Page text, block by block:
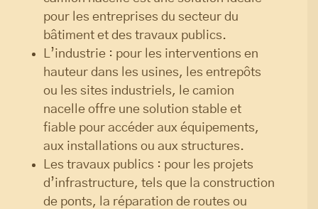
pour les entreprises du secteur du
bâtiment et des travaux publics.
L’industrie : pour les interventions en
hauteur dans les usines, les entrepôts
ou les sites industriels, le camion
nacelle offre une solution stable et
fiable pour accéder aux équipements,
aux installations ou aux structures.
Les travaux publics : pour les projets
d’infrastructure, tels que la construction
de ponts, la réparation de routes ou